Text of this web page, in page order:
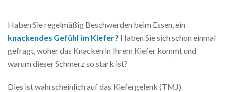
Haben Sie regelmäßig Beschwerden beim Essen, ein
knackendes Gefühl im Kiefer? Haben Sie sich schon einmal
gefragt, woher das Knacken in Ihrem Kiefer kommt und
warum dieser Schmerz so stark ist?
Dies ist wahrscheinlich auf das Kiefergelenk (TMJ)